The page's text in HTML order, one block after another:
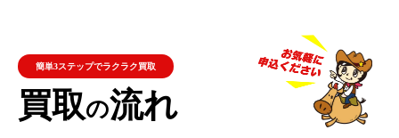
ットマン ◆リビングテーブル ◆ローテーブル
◆座卓 ◆ダイニングテーブル ◆チェア ◆ベン
チ ◆デスク ◆チェスト ◆タンス ◆照明器具
簡単3ステップでラクラク買取
買取の流れ